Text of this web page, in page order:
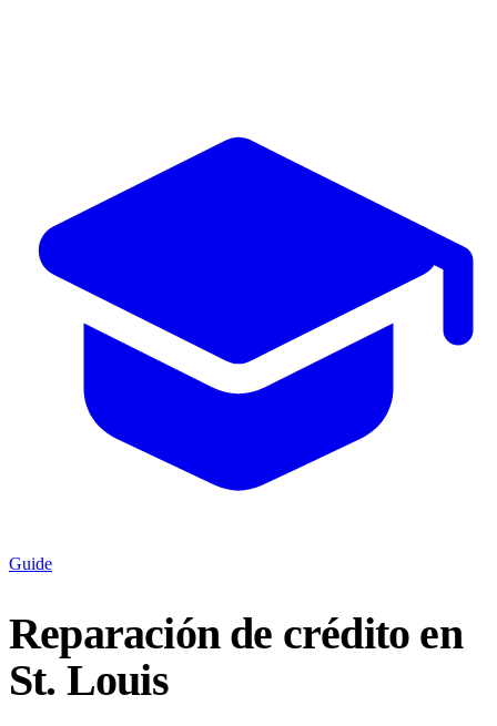
Guide
Reparación de crédito en
St. Louis